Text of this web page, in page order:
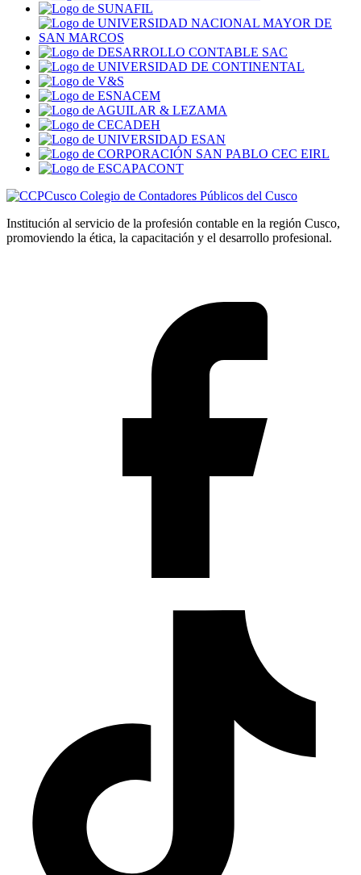
Colegio de Contadores Públicos del Cusco
Institución al servicio de la profesión contable en la región Cusco,
promoviendo la ética, la capacitación y el desarrollo profesional.